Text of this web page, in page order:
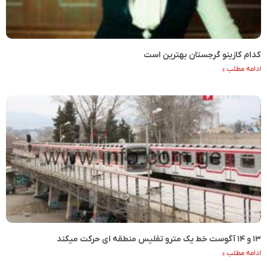
کدام کازینو گرجستان بهترین است
ادامه مطلب »
۱۳ و ۱۴ آگوست خط یک مترو تفلیس منطقه ای حرکت میکند
ادامه مطلب »